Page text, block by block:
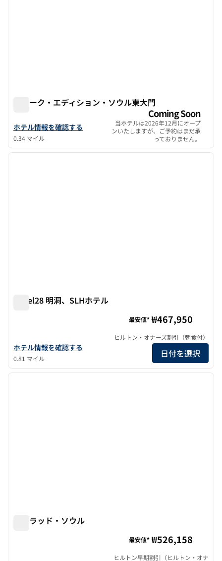
アヌーク・エディション・ソウル東大門
アヌーク・エディション・ソウル東大門
Anook Edition Seoul Dongdaemunのホテルの詳細を見る
ホテル情報を確認する
0.34 マイル
Coming Soon
当ホテルは2026年12月にオープ
ンいたしますが、ご予約はまだ承
っておりません。
1/7
1/7
次の
Hotel28 明洞、SLHホテル
ホテルの詳細を表示Hotel28 明洞、SLHホテル
ホテル情報を確認する
0.81 マイル
最安値* ₩467,950
ヒルトン・オナーズ割引（朝食付）
日付を選択
1/12
1/12
次の
コンラッド・ソウル
最安値* ₩526,158
ヒルトン早期割引（ヒルトン・オナ